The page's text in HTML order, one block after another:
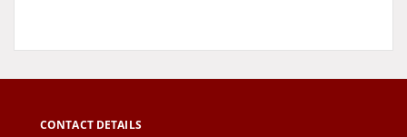
CONTACT DETAILS